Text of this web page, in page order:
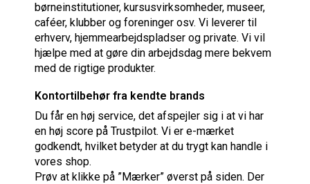
børneinstitutioner, kursusvirksomheder, museer,
caféer, klubber og foreninger osv. Vi leverer til
erhverv, hjemmearbejdspladser og private. Vi vil
hjælpe med at gøre din arbejdsdag mere bekvem
med de rigtige produkter.
Kontortilbehør fra kendte brands
Du får en høj service, det afspejler sig i at vi har
en høj score på Trustpilot. Vi er e-mærket
godkendt, hvilket betyder at du trygt kan handle i
vores shop.
Prøv at klikke på ”Mærker” øverst på siden. Der